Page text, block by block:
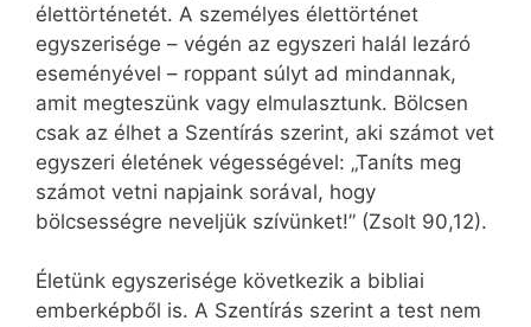
élettörténetét. A személyes élettörténet
egyszerisége – végén az egyszeri halál lezáró
eseményével – roppant súlyt ad mindannak,
amit megteszünk vagy elmulasztunk. Bölcsen
csak az élhet a Szentírás szerint, aki számot vet
egyszeri életének végességével: „Taníts meg
számot vetni napjaink sorával, hogy
bölcsességre neveljük szívünket!” (Zsolt 90,12).
Életünk egyszerisége következik a bibliai
emberképből is. A Szentírás szerint a test nem